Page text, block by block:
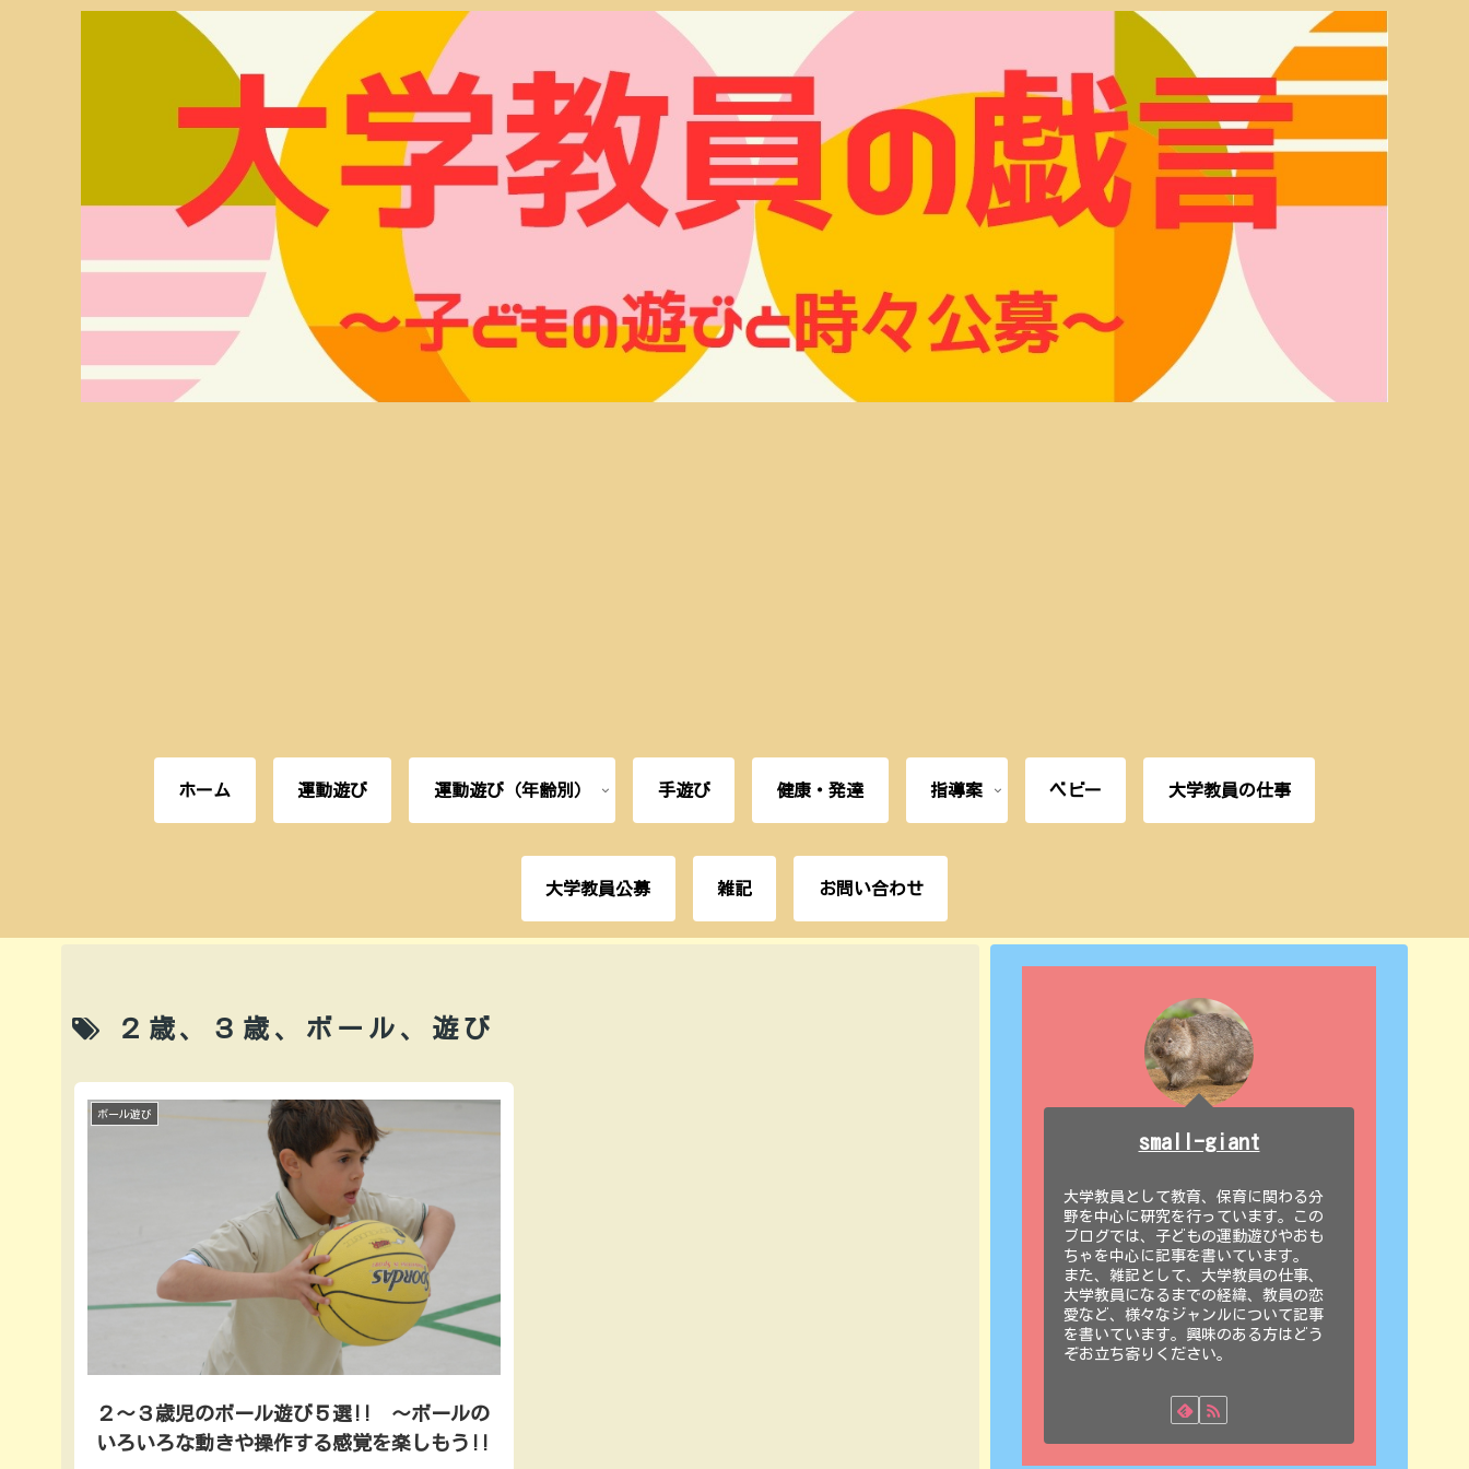
ホーム 運動遊び 運動遊び（年齢別） 手遊び 健康・発達 指導案 ベビー 大学教員の仕事
大学教員公募 雑記 お問い合わせ
２歳、３歳、ボール、遊び
ボール遊び
２～３歳児のボール遊び５選!! ～ボールの
いろいろな動きや操作する感覚を楽しもう!!
small-giant
大学教員として教育、保育に関わる分
野を中心に研究を行っています。この
ブログでは、子どもの運動遊びやおも
ちゃを中心に記事を書いています。
また、雑記として、大学教員の仕事、
大学教員になるまでの経緯、教員の恋
愛など、様々なジャンルについて記事
を書いています。興味のある方はどう
ぞお立ち寄りください。